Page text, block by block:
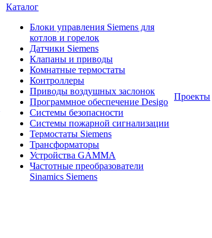
Каталог
Блоки управления Siemens для
котлов и горелок
Датчики Siemens
Клапаны и приводы
Комнатные термостаты
Контроллеры
Приводы воздушных заслонок
Программное обеспечение Desigo
Системы безопасности
Системы пожарной сигнализации
Термостаты Siemens
Трансформаторы
Устройства GAMMA
Частотные преобразователи
Sinamics Siemens
Проекты